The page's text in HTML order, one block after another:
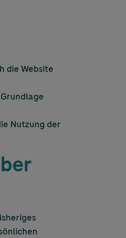
die Website
Nutzung der